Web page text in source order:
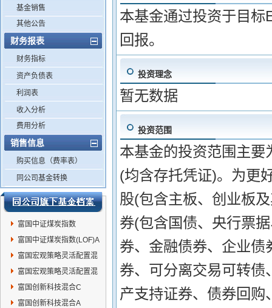
基金销售
其他公告
财务报表
财务指标
资产负债表
利润表
收入分析
费用分析
销售信息
购买信息（费率表）
同公司基金转换
富国中证煤炭指数
(LOF)C
富国中证煤炭指数(LOF)A
富国宏观策略灵活配置混
合A
富国宏观策略灵活配置混
合C
富国创新科技混合C
富国创新科技混合A
本基金通过投资于目标
回报。
投资理念
暂无数据
投资范围
本基金的投资范围主
(均含存托凭证)。为更
股(包含主板、创业板
券(包含国债、央行票
券、金融债券、企业
券、可分离交易可转
产支持证券、债券回